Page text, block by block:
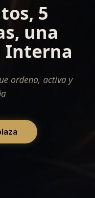
5
una
Interna
ordena, activa y